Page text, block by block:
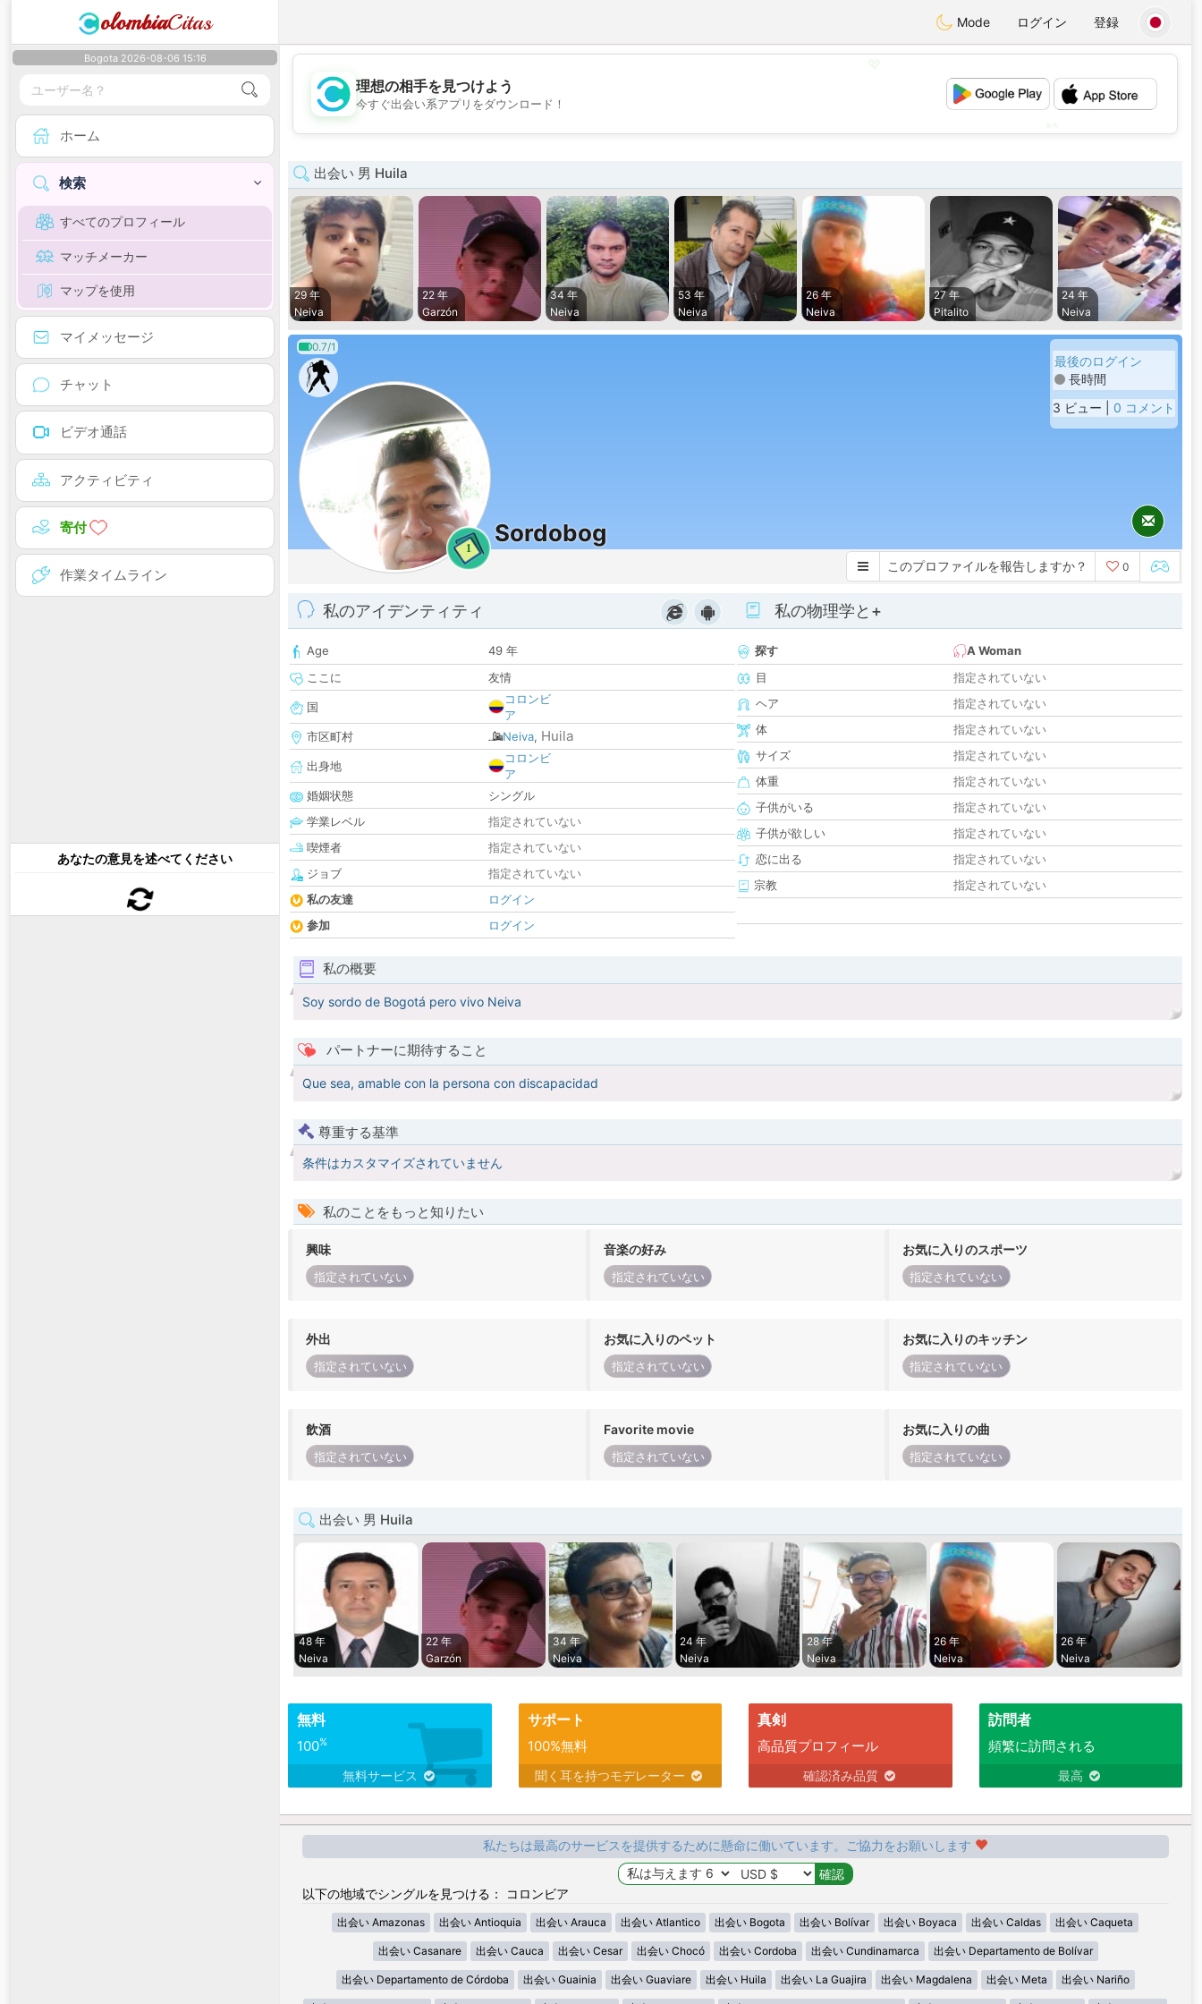
olombiaCitas Mode ログイン 登録
Bogota 2026-08-06 15:16
ホーム
検索
すべてのプロフィール
マッチメーカー
マップを使用
マイメッセージ
チャット
ビデオ通話
アクティビティ
寄付
作業タイムライン
あなたの意見を述べてください
💖
💕
💕
理想の相手を見つけよう
今すぐ出会い系アプリをダウンロード！
出会い 男 Huila
29 年
Neiva
22 年
Garzón
34 年
Neiva
53 年
Neiva
26 年
Neiva
27 年
Pitalito
24 年
Neiva
0.7/1
1
Sordobog
最後のログイン
長時間
3 ビュー | 0 コメント
このプロファイルを報告しますか？ 0
私のアイデンティティ
Age
49 年
ここに
友情
国
コロンビ
ア
市区町村
Neiva, Huila
出身地
コロンビ
ア
婚姻状態
シングル
学業レベル
指定されていない
喫煙者
指定されていない
ジョブ
指定されていない
私の友達
ログイン
参加
ログイン
私の物理学と+
探す
A Woman
目
指定されていない
ヘア
指定されていない
体
指定されていない
サイズ
指定されていない
体重
指定されていない
子供がいる
指定されていない
子供が欲しい
指定されていない
恋に出る
指定されていない
宗教
指定されていない
私の概要
Soy sordo de Bogotá pero vivo Neiva
パートナーに期待すること
Que sea, amable con la persona con discapacidad
尊重する基準
条件はカスタマイズされていません
私のことをもっと知りたい
興味
指定されていない
音楽の好み
指定されていない
お気に入りのスポーツ
指定されていない
外出
指定されていない
お気に入りのペット
指定されていない
お気に入りのキッチン
指定されていない
飲酒
指定されていない
Favorite movie
指定されていない
お気に入りの曲
指定されていない
出会い 男 Huila
48 年
Neiva
22 年
Garzón
34 年
Neiva
24 年
Neiva
28 年
Neiva
26 年
Neiva
26 年
Neiva
無料
100%
無料サービス
サポート
100%無料
聞く耳を持つモデレーター
真剣
高品質プロフィール
確認済み品質
訪問者
頻繁に訪問される
最高
私たちは最高のサービスを提供するために懸命に働いています。ご協力をお願いします
以下の地域でシングルを見つける： コロンビア
出会い Amazonas 出会い Antioquia 出会い Arauca 出会い Atlantico 出会い Bogota 出会い Bolívar 出会い Boyaca 出会い Caldas 出会い Caqueta
出会い Casanare 出会い Cauca 出会い Cesar 出会い Chocó 出会い Cordoba 出会い Cundinamarca 出会い Departamento de Bolívar
出会い Departamento de Córdoba 出会い Guainia 出会い Guaviare 出会い Huila 出会い La Guajira 出会い Magdalena 出会い Meta 出会い Nariño